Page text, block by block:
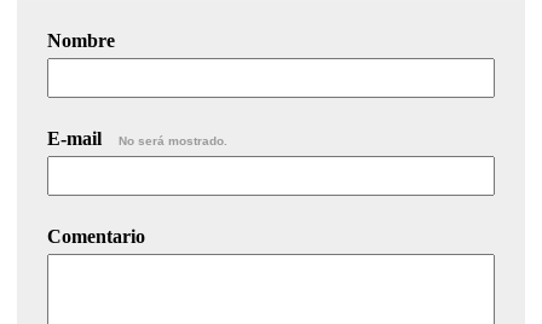
Nombre
E-mail No será mostrado.
Comentario